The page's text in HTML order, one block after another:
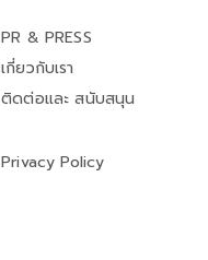
PR & PRESS
เกี่ยวกับเรา
ติดต่อและ สนับสนุน
Privacy Policy